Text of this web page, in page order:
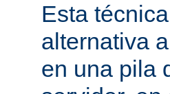
Esta
alternativa
en una pila